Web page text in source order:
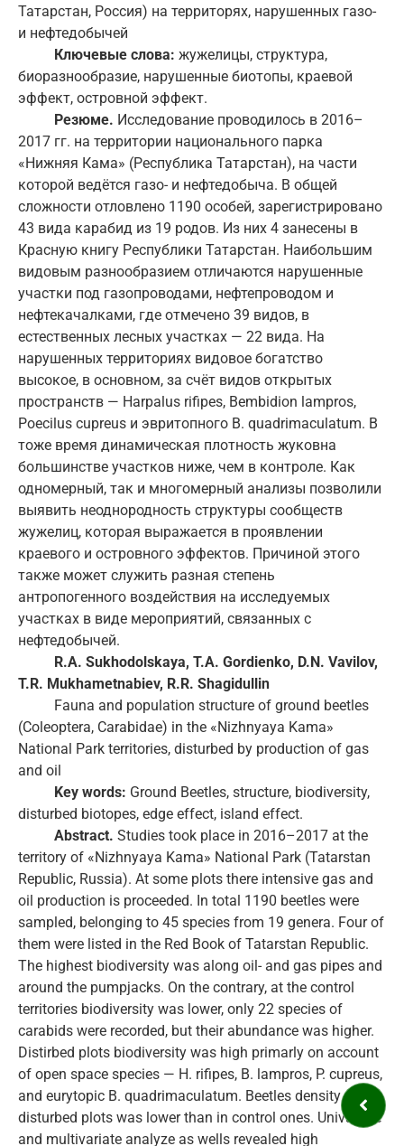
Татарстан, Россия) на территорях, нарушенных газо-
и нефтедобычей
Ключевые слова: жужелицы, структура,
биоразнообразие, нарушенные биотопы, краевой
эффект, островной эффект.
Резюме. Исследование проводилось в 2016–
2017 гг. на территории национального парка
«Нижняя Кама» (Республика Татарстан), на части
которой ведётся газо- и нефтедобыча. В общей
сложности отловлено 1190 особей, зарегистрировано
43 вида карабид из 19 родов. Из них 4 занесены в
Красную книгу Республики Татарстан. Наибольшим
видовым разнообразием отличаются нарушенные
участки под газопроводами, нефтепроводом и
нефтекачалками, где отмечено 39 видов, в
естественных лесных участках — 22 вида. На
нарушенных территориях видовое богатство
высокое, в основном, за счёт видов открытых
пространств — Harpalus rifipes, Bembidion lampros,
Poecilus cupreus и эвритопного B. quadrimaculatum. В
тоже время динамическая плотность жуковна
большинстве участков ниже, чем в контроле. Как
одномерный, так и многомерный анализы позволили
выявить неоднородность структуры сообществ
жужелиц, которая выражается в проявлении
краевого и островного эффектов. Причиной этого
также может служить разная степень
антропогенного воздействия на исследуемых
участках в виде мероприятий, связанных с
нефтедобычей.
R.A. Sukhodolskaya, T.A. Gordienko, D.N. Vavilov,
T.R. Mukhametnabiev, R.R. Shagidullin
Fauna and population structure of ground beetles
(Coleoptera, Carabidae) in the «Nizhnyaya Kama»
National Park territories, disturbed by production of gas
and oil
Key words: Ground Beetles, structure, biodiversity,
disturbed biotopes, edge effect, island effect.
Abstract. Studies took place in 2016–2017 at the
territory of «Nizhnyaya Kama» National Park (Tatarstan
Republic, Russia). At some plots there intensive gas and
oil production is proceeded. In total 1190 beetles were
sampled, belonging to 45 species from 19 genera. Four of
them were listed in the Red Book of Tatarstan Republic.
The highest biodiversity was along oil- and gas pipes and
around the pumpjacks. On the contrary, at the control
territories biodiversity was lower, only 22 species of
carabids were recorded, but their abundance was higher.
Distirbed plots biodiversity was high primarly on account
of open space species — H. rifipes, B. lampros, P. cupreus,
and eurytopic B. quadrimaculatum. Beetles density at
disturbed plots was lower than in control ones. Univariate
and multivariate analyze as wells revealed high